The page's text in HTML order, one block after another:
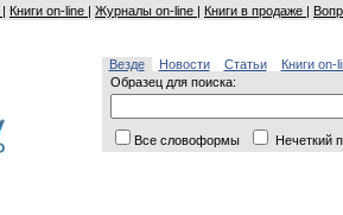
| Книги on-line | Журналы on-line | Книги в продаже |
Везде Новости Статьи
Книги on-
Образец для поиска:
Все словоформы Нечеткий